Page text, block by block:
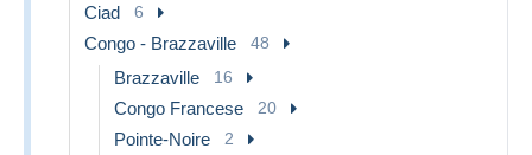
Ciad 6
Congo - Brazzaville 48
Brazzaville 16
Congo Francese 20
Pointe-Noire 2